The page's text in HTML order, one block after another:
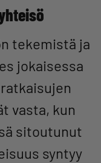
tekemistä ja
jokaisessa
vasta, kun
sitoutunut
syntyy